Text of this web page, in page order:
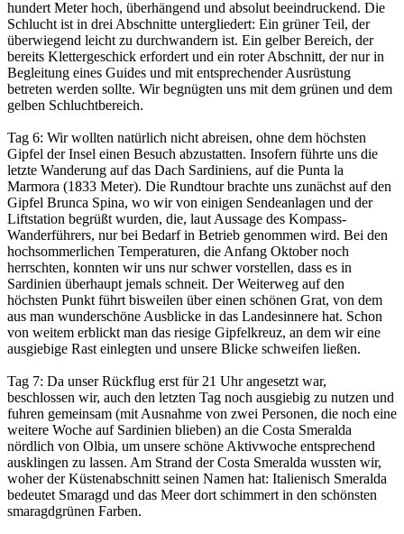
hundert Meter hoch, überhängend und absolut beeindruckend. Die
Schlucht ist in drei Abschnitte untergliedert: Ein grüner Teil, der
überwiegend leicht zu durchwandern ist. Ein gelber Bereich, der
bereits Klettergeschick erfordert und ein roter Abschnitt, der nur in
Begleitung eines Guides und mit entsprechender Ausrüstung
betreten werden sollte. Wir begnügten uns mit dem grünen und dem
gelben Schluchtbereich.
Tag 6: Wir wollten natürlich nicht abreisen, ohne dem höchsten
Gipfel der Insel einen Besuch abzustatten. Insofern führte uns die
letzte Wanderung auf das Dach Sardiniens, auf die Punta la
Marmora (1833 Meter). Die Rundtour brachte uns zunächst auf den
Gipfel Brunca Spina, wo wir von einigen Sendeanlagen und der
Liftstation begrüßt wurden, die, laut Aussage des Kompass-
Wanderführers, nur bei Bedarf in Betrieb genommen wird. Bei den
hochsommerlichen Temperaturen, die Anfang Oktober noch
herrschten, konnten wir uns nur schwer vorstellen, dass es in
Sardinien überhaupt jemals schneit. Der Weiterweg auf den
höchsten Punkt führt bisweilen über einen schönen Grat, von dem
aus man wunderschöne Ausblicke in das Landesinnere hat. Schon
von weitem erblickt man das riesige Gipfelkreuz, an dem wir eine
ausgiebige Rast einlegten und unsere Blicke schweifen ließen.
Tag 7: Da unser Rückflug erst für 21 Uhr angesetzt war,
beschlossen wir, auch den letzten Tag noch ausgiebig zu nutzen und
fuhren gemeinsam (mit Ausnahme von zwei Personen, die noch eine
weitere Woche auf Sardinien blieben) an die Costa Smeralda
nördlich von Olbia, um unsere schöne Aktivwoche entsprechend
ausklingen zu lassen. Am Strand der Costa Smeralda wussten wir,
woher der Küstenabschnitt seinen Namen hat: Italienisch Smeralda
bedeutet Smaragd und das Meer dort schimmert in den schönsten
smaragdgrünen Farben.